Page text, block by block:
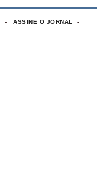
ASSINE O JORNAL